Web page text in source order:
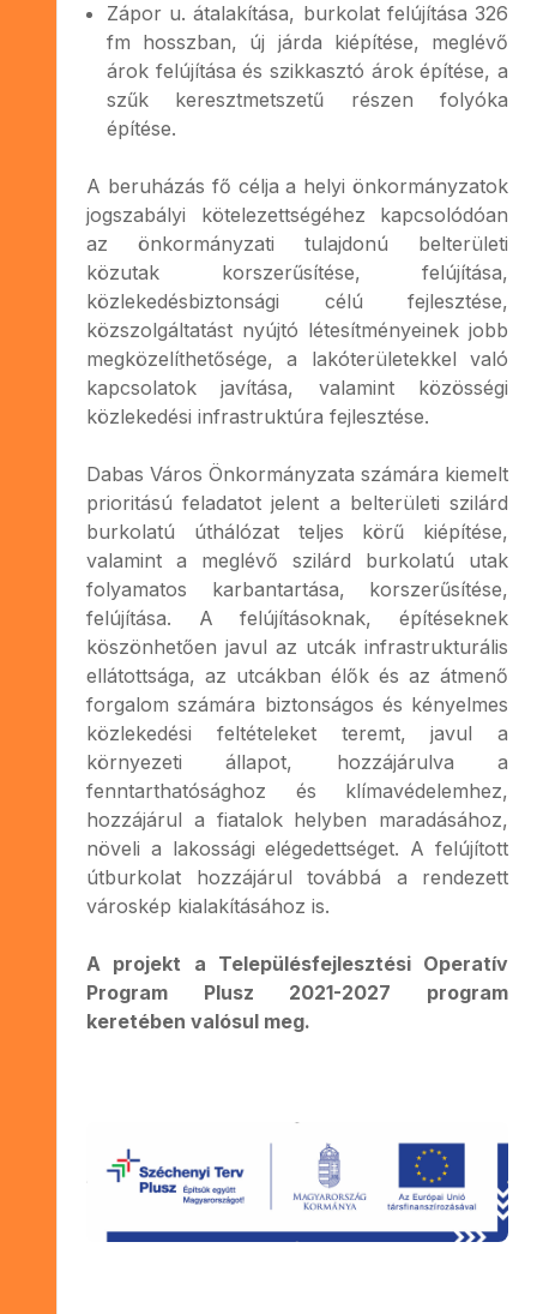
Zápor u. átalakítása, burkolat felújítása 326
fm hosszban, új járda kiépítése, meglévő
árok felújítása és szikkasztó árok építése, a
szűk keresztmetszetű részen folyóka
építése.
A beruházás fő célja a helyi önkormányzatok
jogszabályi kötelezettségéhez kapcsolódóan
az önkormányzati tulajdonú belterületi
közutak korszerűsítése, felújítása,
közlekedésbiztonsági célú fejlesztése,
közszolgáltatást nyújtó létesítményeinek jobb
megközelíthetősége, a lakóterületekkel való
kapcsolatok javítása, valamint közösségi
közlekedési infrastruktúra fejlesztése.
Dabas Város Önkormányzata számára kiemelt
prioritású feladatot jelent a belterületi szilárd
burkolatú úthálózat teljes körű kiépítése,
valamint a meglévő szilárd burkolatú utak
folyamatos karbantartása, korszerűsítése,
felújítása. A felújításoknak, építéseknek
köszönhetően javul az utcák infrastrukturális
ellátottsága, az utcákban élők és az átmenő
forgalom számára biztonságos és kényelmes
közlekedési feltételeket teremt, javul a
környezeti állapot, hozzájárulva a
fenntarthatósághoz és klímavédelemhez,
hozzájárul a fiatalok helyben maradásához,
növeli a lakossági elégedettséget. A felújított
útburkolat hozzájárul továbbá a rendezett
városkép kialakításához is.
A projekt a Településfejlesztési Operatív
Program Plusz 2021-2027 program
keretében valósul meg.